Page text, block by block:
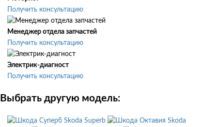
Получить консультацию
Менеджер отдела запчастей
Получить консультацию
Электрик-диагност
Получить консультацию
Выбрать другую модель:
Skoda Superb
Skoda